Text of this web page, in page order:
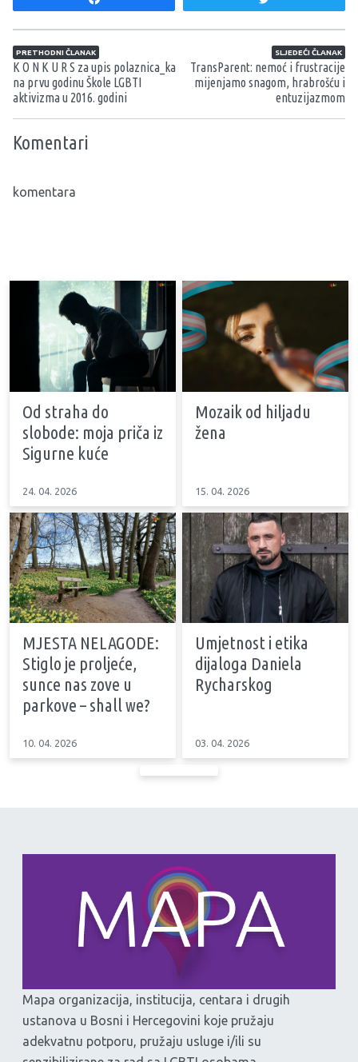
Navigacija članaka
PRETHODNI ČLANAK
K O N K U R S za upis polaznica_ka
na prvu godinu Škole LGBTI
aktivizma u 2016. godini
SLJEDEĆI ČLANAK
TransParent: nemoć i frustracije
mijenjamo snagom, hrabrošću i
entuzijazmom
Komentari
komentara
Od straha do
slobode: moja priča iz
Sigurne kuće
24. 04. 2026
Mozaik od hiljadu
žena
15. 04. 2026
MJESTA NELAGODE:
Stiglo je proljeće,
sunce nas zove u
parkove – shall we?
10. 04. 2026
Umjetnost i etika
dijaloga Daniela
Rycharskog
03. 04. 2026
Mapa organizacija, institucija, centara i drugih
ustanova u Bosni i Hercegovini koje pružaju
adekvatnu potporu, pružaju usluge i/ili su